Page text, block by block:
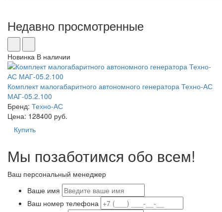
Недавно просмотренные
Новинка В наличии
Комплект малогабаритного автономного генератора Техно-АС
МАГ-05.2.100
Бренд: Техно-АС
Цена: 128400 руб.
Купить
Мы позаботимся обо всем!
Ваш персональный менеджер
Ваше имя
Ваш номер телефона